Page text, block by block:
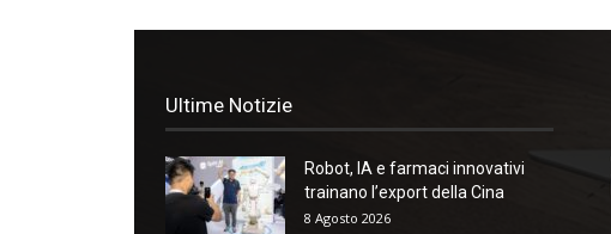
Ultime Notizie
Robot, IA e farmaci innovativi
trainano l’export della Cina
8 Agosto 2026